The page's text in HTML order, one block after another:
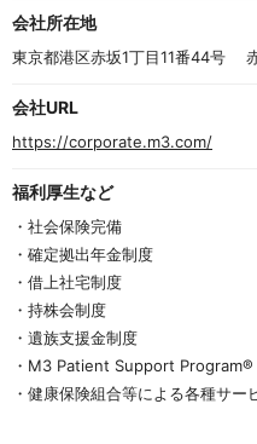
会社所在地
東京都港区赤坂1丁目11番44号 　
会社URL
https://corporate.m3.com/
福利厚生など
・社会保険完備
・確定拠出年金制度
・借上社宅制度
・持株会制度
・遺族支援金制度
・M3 Patient Support Program®
・健康保険組合等による各種サー